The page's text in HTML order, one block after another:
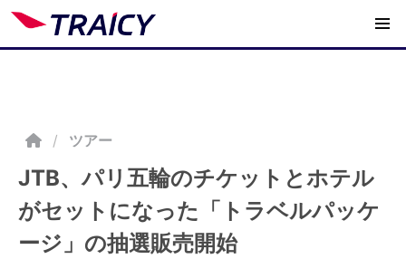
/ ツアー
JTB、パリ五輪のチケットとホテル
がセットになった「トラベルパッケ
ージ」の抽選販売開始